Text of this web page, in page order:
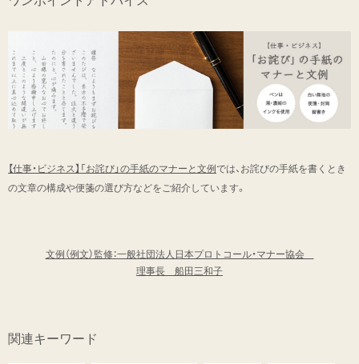
【仕事・ビジネス】「お詫び」の手紙のマナーと文例では、お詫びの手紙を書くとき
の文章の構成や便箋の選び方などをご紹介しています。
文例（例文）監修：一般社団法人日本プロトコール・マナー協会
理事長 船田三和子
関連キーワード